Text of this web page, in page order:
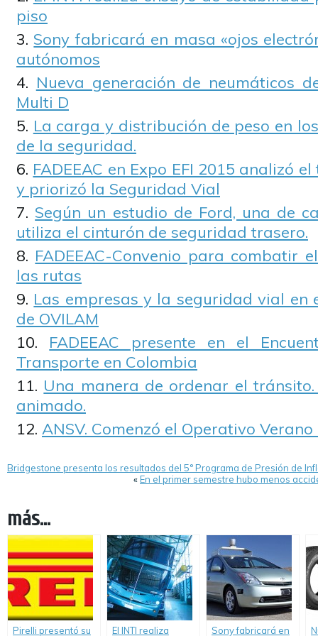
piso
Sony fabricará en masa «ojos
autónomos
Nueva generación de neumáticos
Multi D
La carga y distribución de peso en
de la seguridad.
FADEEAC en Expo EFI 2015 analizó
y priorizó la Seguridad Vial
Según un estudio de Ford, una de
utiliza el cinturón de seguridad trasero.
FADEEAC-Convenio para combatir
las rutas
Las empresas y la seguridad vial en
de OVILAM
FADEEAC presente en el
Transporte en Colombia
Una manera de ordenar el
animado.
ANSV. Comenzó el Operativo Verano
Bridgestone presenta los resultados del 5° Programa de Presión de
«En el primer semestre hubo menos
más...
Pirelli presentó su
El INTI realiza
Sony fabricará en